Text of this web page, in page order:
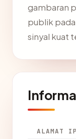
gambaran
publik pada
sinyal kuat
ALAMAT IP